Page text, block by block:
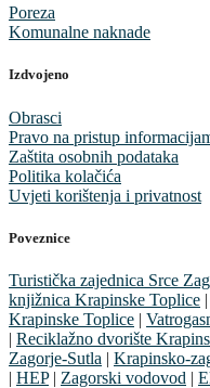
Poreza
Komunalne naknade
Izdvojeno
Obrasci
Pravo na pristup
Zaštita osobnih podataka
Politika kolačića
Uvjeti korištenja i privatnost
Poveznice
Turistička zajednica Srce
knjižnica Krapinske Toplice |
Krapinske Toplice |
| Reciklažno dvorište
Zagorje-Sutla | Krapinsko-
| HEP| Zagorski vodovod |